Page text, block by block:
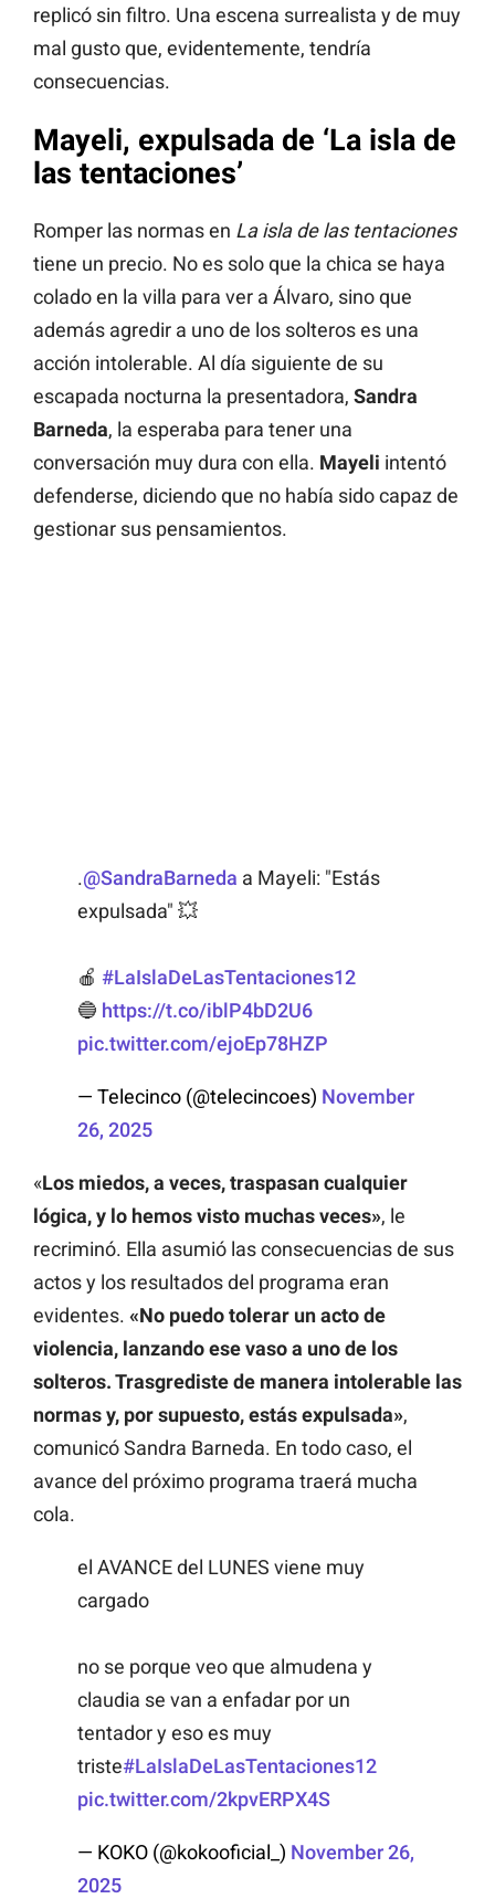
replicó sin filtro. Una escena surrealista y de muy
mal gusto que, evidentemente, tendría
consecuencias.
Mayeli, expulsada de ‘La isla de
las tentaciones’
Romper las normas en La isla de las tentaciones
tiene un precio. No es solo que la chica se haya
colado en la villa para ver a Álvaro, sino que
además agredir a uno de los solteros es una
acción intolerable. Al día siguiente de su
escapada nocturna la presentadora, Sandra
Barneda, la esperaba para tener una
conversación muy dura con ella. Mayeli intentó
defenderse, diciendo que no había sido capaz de
gestionar sus pensamientos.
.@SandraBarneda a Mayeli: "Estás
expulsada" 💥
🍎 #LaIslaDeLasTentaciones12
🔵 https://t.co/iblP4bD2U6
pic.twitter.com/ejoEp78HZP
— Telecinco (@telecincoes) November
26, 2025
«Los miedos, a veces, traspasan cualquier
lógica, y lo hemos visto muchas veces», le
recriminó. Ella asumió las consecuencias de sus
actos y los resultados del programa eran
evidentes. «No puedo tolerar un acto de
violencia, lanzando ese vaso a uno de los
solteros. Trasgrediste de manera intolerable las
normas y, por supuesto, estás expulsada»,
comunicó Sandra Barneda. En todo caso, el
avance del próximo programa traerá mucha
cola.
el AVANCE del LUNES viene muy
cargado
no se porque veo que almudena y
claudia se van a enfadar por un
tentador y eso es muy
triste#LaIslaDeLasTentaciones12
pic.twitter.com/2kpvERPX4S
— KOKO (@kokooficial_) November 26,
2025